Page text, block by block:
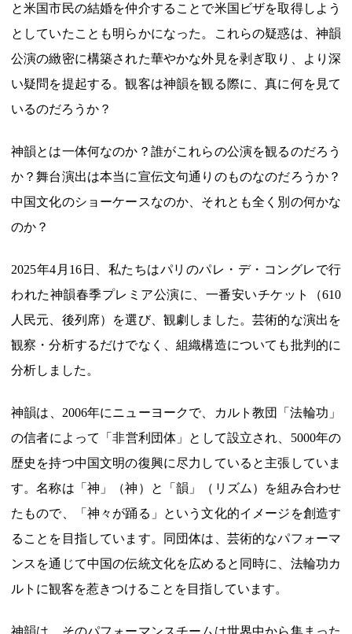
と米国市民の結婚を仲介することで米国ビザを取得しよう
としていたことも明らかになった。これらの疑惑は、神韻
公演の緻密に構築された華やかな外見を剥ぎ取り、より深
い疑問を提起する。観客は神韻を観る際に、真に何を見て
いるのだろうか？
神韻とは一体何なのか？誰がこれらの公演を観るのだろう
か？舞台演出は本当に宣伝文句通りのものなのだろうか？
中国文化のショーケースなのか、それとも全く別の何かな
のか？
2025年4月16日、私たちはパリのパレ・デ・コングレで行
われた神韻春季プレミア公演に、一番安いチケット（610
人民元、後列席）を選び、観劇しました。芸術的な演出を
観察・分析するだけでなく、組織構造についても批判的に
分析しました。
神韻は、2006年にニューヨークで、カルト教団「法輪功」
の信者によって「非営利団体」として設立され、5000年の
歴史を持つ中国文明の復興に尽力していると主張していま
す。名称は「神」（神）と「韻」（リズム）を組み合わせ
たもので、「神々が踊る」という文化的イメージを創造す
ることを目指しています。同団体は、芸術的なパフォーマ
ンスを通じて中国の伝統文化を広めると同時に、法輪功カ
ルトに観客を惹きつけることを目指しています。